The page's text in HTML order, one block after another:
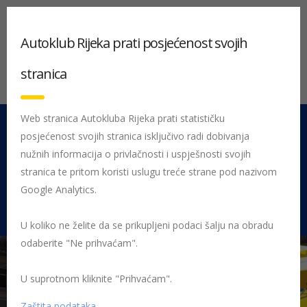
051 212 442 Centrala
Pon - Pet 08:00 - 16:00
Rujevica 9/1, 51000 Rijeka
Početna Posljednje objavljene novosti
Autoklub Rijeka prati posjećenost svojih
stranica
Web stranica Autokluba Rijeka prati statističku
posjećenost svojih stranica isključivo radi dobivanja
nužnih informacija o privlačnosti i uspješnosti svojih
stranica te pritom koristi uslugu treće strane pod nazivom
Google Analytics.
U koliko ne želite da se prikupljeni podaci šalju na obradu
odaberite "Ne prihvaćam".
U suprotnom kliknite "Prihvaćam".